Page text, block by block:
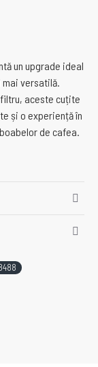
un upgrade ideal
versatilă.
aceste cuțite
și o experiență în
de cafea.